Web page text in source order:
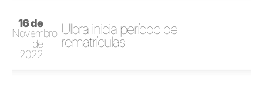
16 de
Novembro
de
2022
Ulbra inicia período de
rematrículas